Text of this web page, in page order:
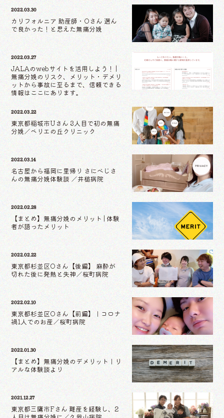
2022.03.30
カリフォルニア 助産師・Oさん 選ん
で良かった！と思えた無痛分娩
2022.03.27
JALAのwebサイトを活用しよう！ |
無痛分娩のリスク、メリット・デメリ
ットから事故に至るまで、信頼できる
情報はここにあります。
2022.03.22
東京都稲城市Uさん 3人目で初の無痛
分娩／ベリエの丘クリニック
2022.03.14
名古屋から福岡に里帰り さにべじさ
んの無痛分娩体験談 ／井槌病院
2022.02.28
【まとめ】無痛分娩のメリット | 体験
者が語ったメリット
2022.02.22
東京都杉並区Oさん【後編】 麻酔が
切れた後に発熱と失神／桜町病院
2022.02.10
東京都杉並区Oさん【前編】｜コロナ
禍1人でのお産／桜町病院
2022.01.30
【まとめ】無痛分娩のデメリット｜リ
アルな体験談より
2021.12.27
東京都三鷹市Fさん 難産を経験し、2